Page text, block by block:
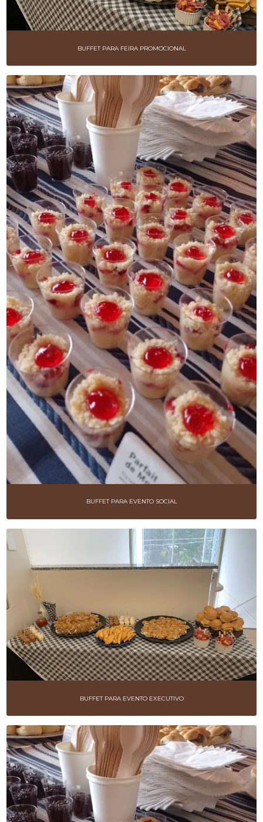
BUFFET PARA FEIRA PROMOCIONAL
BUFFET PARA EVENTO SOCIAL
BUFFET PARA EVENTO EXECUTIVO